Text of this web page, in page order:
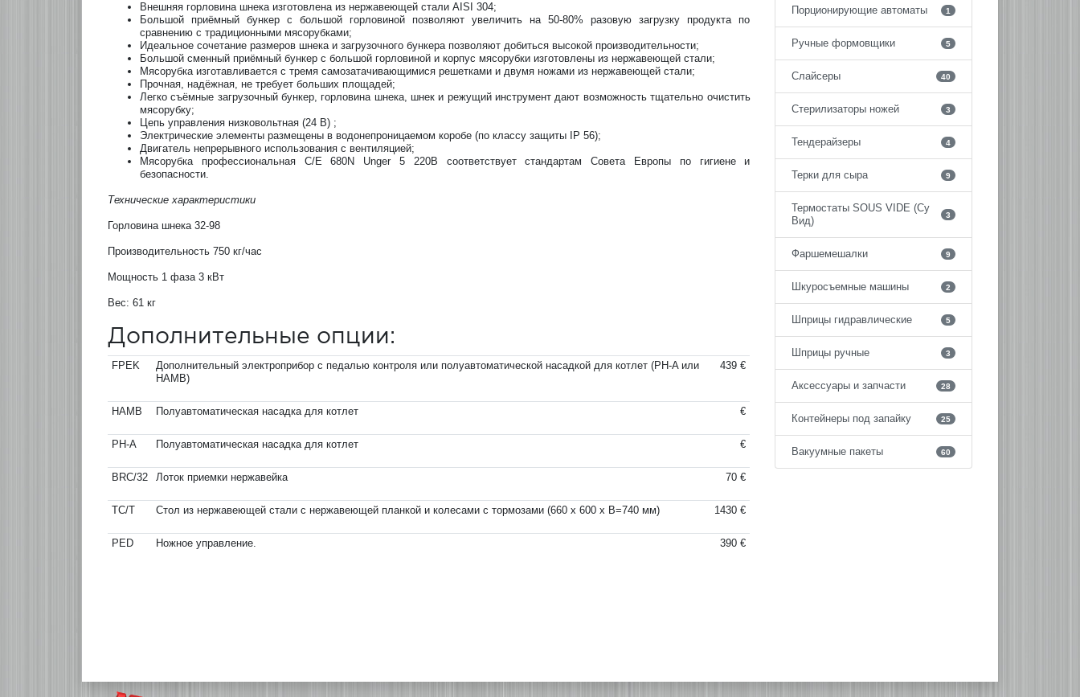
Внешняя горловина шнека изготовлена из нержавеющей стали AISI 304;
Большой приёмный бункер с большой горловиной позволяют увеличить на 50-80% разовую загрузку продукта по
сравнению с традиционными мясорубками;
Идеальное сочетание размеров шнека и загрузочного бункера позволяют добиться высокой производительности;
Большой сменный приёмный бункер с большой горловиной и корпус мясорубки изготовлены из нержавеющей стали;
Мясорубка изготавливается с тремя самозатачивающимися решетками и двумя ножами из нержавеющей стали;
Прочная, надёжная, не требует больших площадей;
Легко съёмные загрузочный бункер, горловина шнека, шнек и режущий инструмент дают возможность тщательно очистить
мясорубку;
Цепь управления низковольтная (24 В) ;
Электрические элементы размещены в водонепроницаемом коробе (по классу защиты IP 56);
Двигатель непрерывного использования с вентиляцией;
Мясорубка профессиональная C/E 680N Unger 5 220В соответствует стандартам Совета Европы по гигиене и
безопасности.
Технические характеристики
Горловина шнека 32-98
Производительность 750 кг/час
Мощность 1 фаза 3 кВт
Вес: 61 кг
Дополнительные опции:
FPEK
Дополнительный электроприбор с педалью контроля или полуавтоматической насадкой для котлет (PH-A или
HAMB)
439 €
HAMB Полуавтоматическая насадка для котлет €
PH-A Полуавтоматическая насадка для котлет €
BRC/32 Лоток приемки нержавейка 70 €
TC/T Стол из нержавеющей стали с нержавеющей планкой и колесами с тормозами (660 x 600 x В=740 мм) 1430 €
PED Ножное управление. 390 €
Порционирующие автоматы 1
Ручные формовщики 5
Слайсеры 40
Стерилизаторы ножей 3
Тендерайзеры 4
Терки для сыра 9
Термостаты SOUS VIDE (Су
Вид)
3
Фаршемешалки 9
Шкуросъемные машины 2
Шприцы гидравлические 5
Шприцы ручные 3
Аксессуары и запчасти 28
Контейнеры под запайку 25
Вакуумные пакеты 60